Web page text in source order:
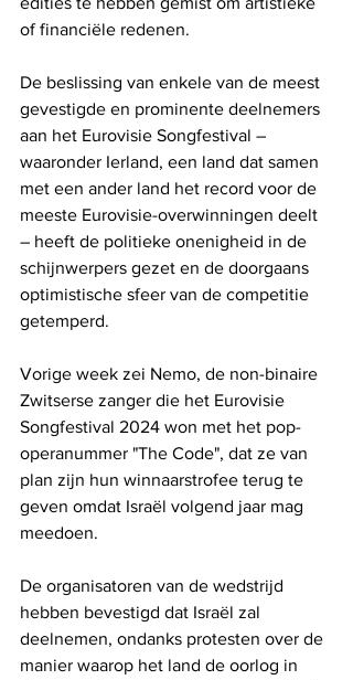
of financiële redenen.
De beslissing van enkele van de meest
gevestigde en prominente deelnemers
aan het Eurovisie Songfestival –
waaronder Ierland, een land dat samen
met een ander land het record voor de
meeste Eurovisie-overwinningen deelt
– heeft de politieke onenigheid in de
schijnwerpers gezet en de doorgaans
optimistische sfeer van de competitie
getemperd.
Vorige week zei Nemo, de non-binaire
Zwitserse zanger die het Eurovisie
Songfestival 2024 won met het pop-
operanummer "The Code", dat ze van
plan zijn hun winnaarstrofee terug te
geven omdat Israël volgend jaar mag
meedoen.
De organisatoren van de wedstrijd
hebben bevestigd dat Israël zal
deelnemen, ondanks protesten over de
manier waarop het land de oorlog in